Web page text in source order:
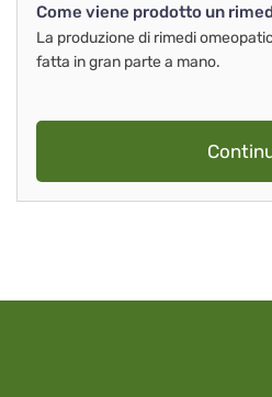
Come viene prodotto un
La produzione di rimedi
fatta in gran parte a mano.